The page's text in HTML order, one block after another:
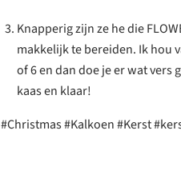
Knapperig zijn ze he die
makkelijk te bereiden. Ik hou
of 6 en dan doe je er wat vers
kaas en klaar!
#Christmas #Kalkoen #Kerst